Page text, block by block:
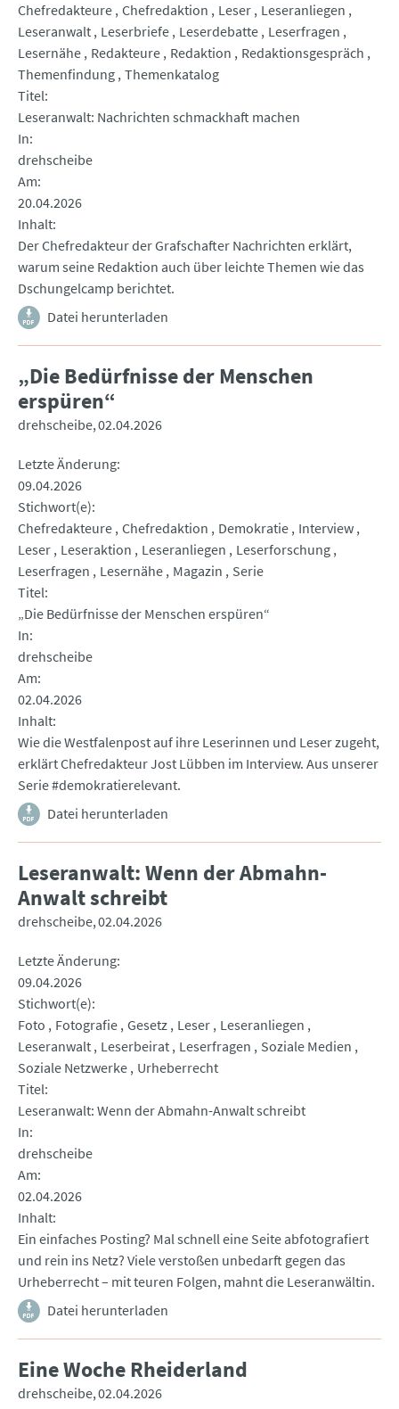
Chefredakteure Chefredaktion Leser Leseranliegen
Leseranwalt Leserbriefe Leserdebatte Leserfragen
Lesernähe Redakteure Redaktion
Redaktionsgespräch
Themenfindung Themenkatalog
Titel
Leseranwalt: Nachrichten schmackhaft machen
In
drehscheibe
Am
20.04.2026
Inhalt
Der Chefredakteur der Grafschafter Nachrichten erklärt,
warum seine Redaktion auch über leichte Themen wie das
Dschungelcamp berichtet.
Datei herunterladen
„Die Bedürfnisse der Menschen
erspüren“
drehscheibe 02.04.2026
Letzte Änderung
09.04.2026
Stichwort(e)
Chefredakteure Chefredaktion Demokratie Interview
Leser Leseraktion Leseranliegen
Leserforschung
Leserfragen
Lesernähe Magazin
Serie
Titel
„Die Bedürfnisse der Menschen erspüren“
In
drehscheibe
Am
02.04.2026
Inhalt
Wie die Westfalenpost auf ihre Leserinnen und Leser zugeht,
erklärt Chefredakteur Jost Lübben im Interview. Aus unserer
Serie #demokratierelevant.
Datei herunterladen
Leseranwalt: Wenn der Abmahn-
Anwalt schreibt
drehscheibe 02.04.2026
Letzte Änderung
09.04.2026
Stichwort(e)
Foto
Fotografie Gesetz Leser Leseranliegen
Leseranwalt Leserbeirat Leserfragen
Soziale Medien
Soziale Netzwerke Urheberrecht
Titel
Leseranwalt: Wenn der Abmahn-Anwalt schreibt
In
drehscheibe
Am
02.04.2026
Inhalt
Ein einfaches Posting? Mal schnell eine Seite abfotografiert
und rein ins Netz? Viele verstoßen unbedarft gegen das
Urheberrecht – mit teuren Folgen, mahnt die Leseranwältin.
Datei herunterladen
Eine Woche Rheiderland
drehscheibe 02.04.2026